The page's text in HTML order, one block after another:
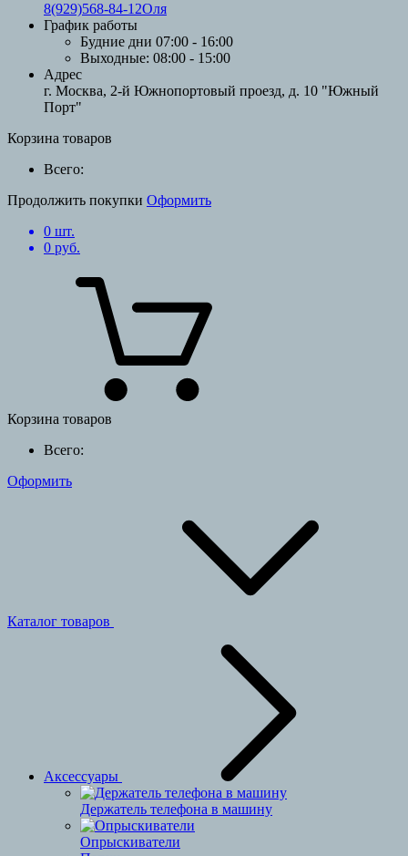
8(929)568-84-12Оля
График работы
Будние дни 07:00 - 16:00
Выходные: 08:00 - 15:00
Адрес
г. Москва, 2-й Южнопортовый проезд, д. 10 "Южный
Порт"
Корзина товаров
Всего:
Продолжить покупки Оформить
0 шт.
0 руб.
Корзина товаров
Всего:
Оформить
Каталог товаров
Аксессуары
Держатель телефона в машину
Опрыскиватели